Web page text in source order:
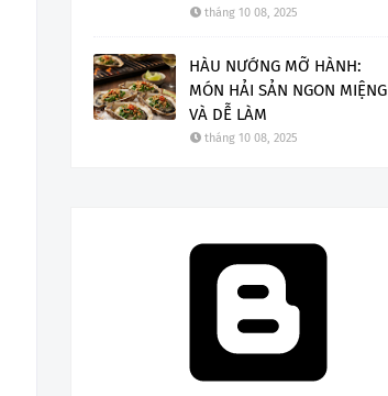
tháng 10 08, 2025
HÀU NƯỚNG MỠ HÀNH:
MÓN HẢI SẢN NGON MIỆNG
VÀ DỄ LÀM
tháng 10 08, 2025